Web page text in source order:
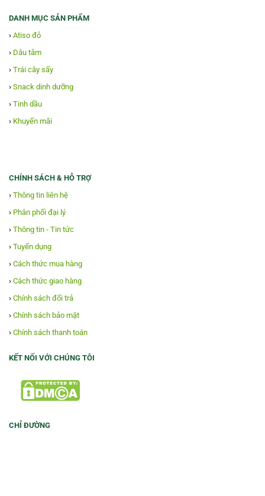
DANH MỤC SẢN PHẨM
› Atiso đỏ
› Dâu tằm
› Trái cây sấy
› Snack dinh dưỡng
› Tinh dầu
› Khuyến mãi
CHÍNH SÁCH & HỖ TRỢ
› Thông tin liên hệ
› Phân phối đại lý
› Thông tin - Tin tức
› Tuyển dụng
› Cách thức mua hàng
› Cách thức giao hàng
› Chính sách đổi trả
› Chính sách bảo mật
› Chính sách thanh toán
KẾT NỐI VỚI CHÚNG TÔI
CHỈ ĐƯỜNG